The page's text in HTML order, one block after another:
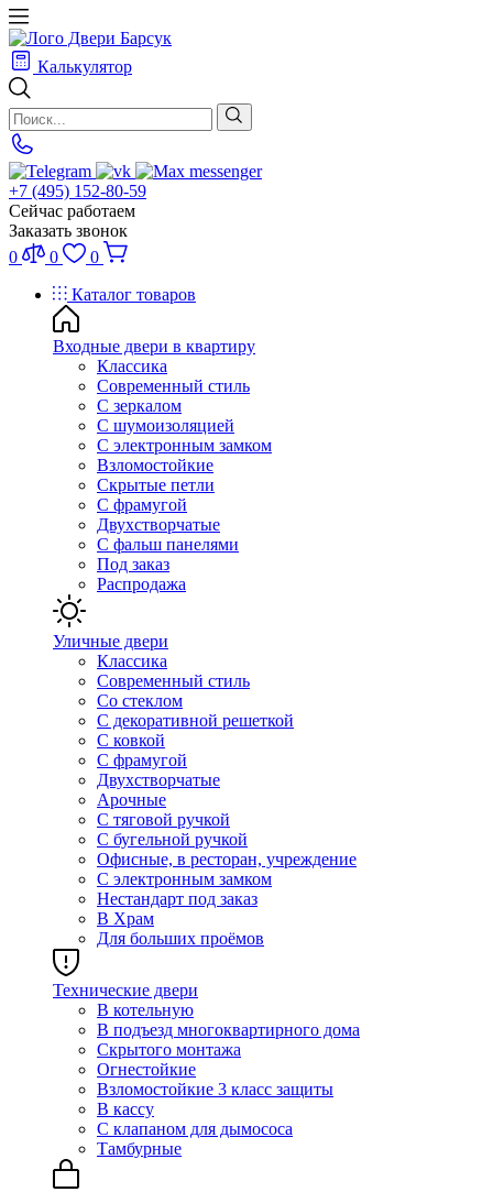
Калькулятор
+7 (495) 152-80-59
Сейчас работаем
Заказать звонок
0
0
0
Каталог товаров
Входные двери в квартиру
Классика
Современный стиль
С зеркалом
С шумоизоляцией
С электронным замком
Взломостойкие
Скрытые петли
С фрамугой
Двухстворчатые
С фальш панелями
Под заказ
Распродажа
Уличные двери
Классика
Современный стиль
Со стеклом
С декоративной решеткой
С ковкой
С фрамугой
Двухстворчатые
Арочные
С тяговой ручкой
С бугельной ручкой
Офисные, в ресторан, учреждение
С электронным замком
Нестандарт под заказ
В Храм
Для больших проёмов
Технические двери
В котельную
В подъезд многоквартирного дома
Скрытого монтажа
Огнестойкие
Взломостойкие 3 класс защиты
В кассу
С клапаном для дымососа
Тамбурные